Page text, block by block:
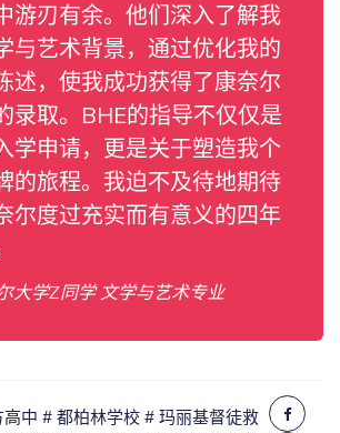
游刃有余。他们深入了解我
与艺术背景，通过优化我的
述，使我成功获得了康奈尔
录取。BHE的指导不仅仅是
学申请，更是关于塑造我个
的旅程。我迫不及待地期待
尔度过充实而有意义的四年
大学Z同学 文学与艺术专业
中 # 都柏林学校 # 玛丽基督徒救